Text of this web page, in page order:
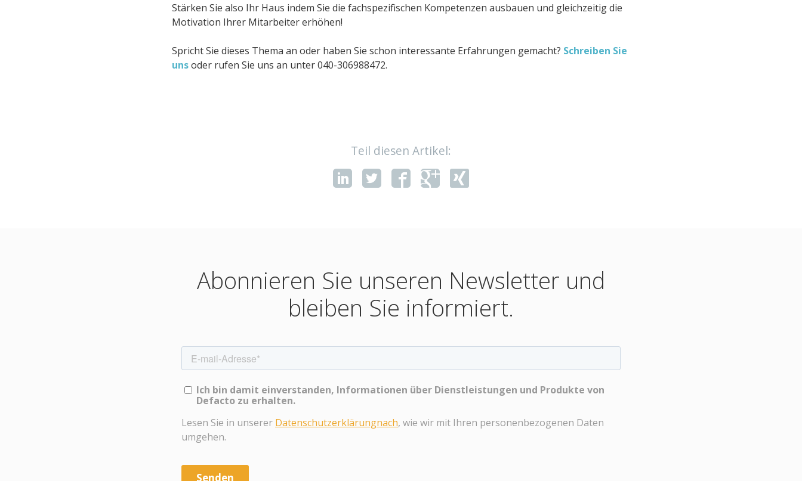
Stärken Sie also Ihr Haus indem Sie die fachspezifischen Kompetenzen ausbauen und gleichzeitig die
Motivation Ihrer Mitarbeiter erhöhen!
Spricht Sie dieses Thema an oder haben Sie schon interessante Erfahrungen gemacht? Schreiben Sie
unsoder rufen Sie uns an unter 040-306988472.
Teil diesen Artikel:
Abonnieren Sie unseren Newsletter und
bleiben Sie informiert.